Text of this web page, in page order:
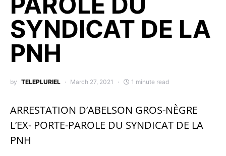
SYNDICAT DE LA
PNH
by TELEPLURIEL March 27, 2021 1 minute read
ARRESTATION D’ABELSON GROS-NÈGRE
L’EX- PORTE-PAROLE DU SYNDICAT DE LA
PNH